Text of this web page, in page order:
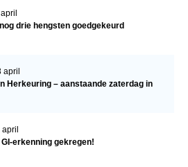
drie hengsten goedgekeurd
april
Herkeuring – aanstaande zaterdag in
april
erkenning gekregen!